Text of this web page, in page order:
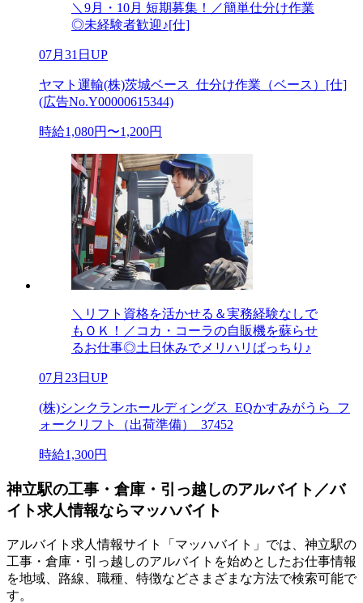
＼9月・10月 短期募集！／簡単仕分け作業
◎未経験者歓迎♪[仕]
07月31日UP
ヤマト運輸(株)茨城ベース_仕分け作業（ベース）[仕]
(広告No.Y00000615344)
時給1,080円〜1,200円
＼リフト資格を活かせる＆実務経験なしで
もＯＫ！／コカ・コーラの自販機を蘇らせ
るお仕事◎土日休みでメリハリばっちり♪
07月23日UP
(株)シンクランホールディングス_EQかすみがうら_フ
ォークリフト（出荷準備）_37452
時給1,300円
神立駅の工事・倉庫・引っ越しのアルバイト／バ
イト求人情報ならマッハバイト
アルバイト求人情報サイト「マッハバイト」では、神立駅の
工事・倉庫・引っ越しのアルバイトを始めとしたお仕事情報
を地域、路線、職種、特徴などさまざまな方法で検索可能で
す。